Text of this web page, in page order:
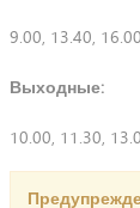
9.00, 13.40,
Выходные:
10.00, 11.30,